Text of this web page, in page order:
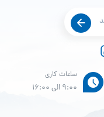
ساعات کاری
9:00 الی 16:00